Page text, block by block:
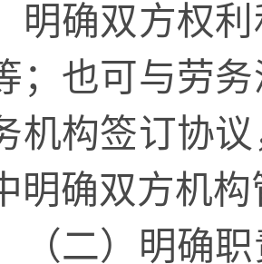
明确双方权
；也可与劳
机构签订协
明确双方机
二）明确职